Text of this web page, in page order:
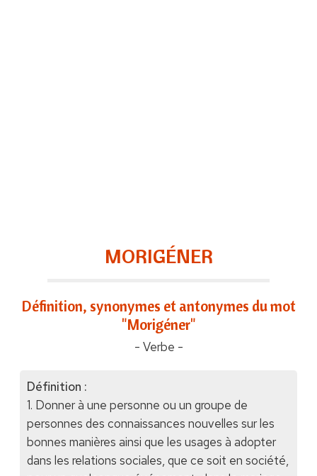
MORIGÉNER
Définition, synonymes et antonymes du mot
"Morigéner"
- Verbe -
Définition :
1. Donner à une personne ou un groupe de
personnes des connaissances nouvelles sur les
bonnes manières ainsi que les usages à adopter
dans les relations sociales, que ce soit en société,